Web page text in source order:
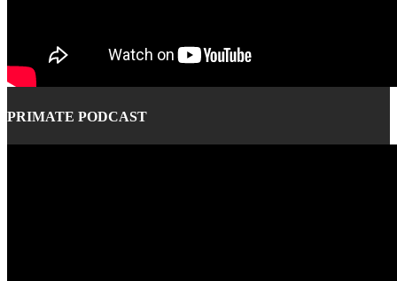
PRIMATE PODCAST